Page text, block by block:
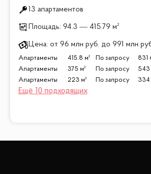
13 апартаментов
Площадь: 94.3 — 415.79 м²
Цена: от 96 млн руб. до 991 млн
Апартаменты 415.8 м² По запросу 831
Апартаменты
375 м² По запросу 543
Апартаменты
223 м² По запросу 334